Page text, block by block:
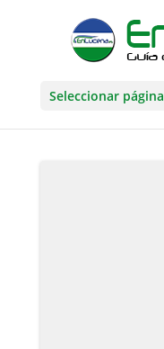
Seleccionar página